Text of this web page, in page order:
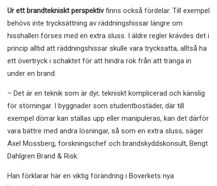
Ur ett brandtekniskt perspektivfinns också fördelar. Till exempel
behövs inte trycksättning av räddningshissar längre om
hisshallen förses med en extra sluss. I äldre regler krävdes det i
princip alltid att räddningshissar skulle vara trycksatta, alltså ha
ett övertryck i schaktet för att hindra rök från att tränga in
under en brand.
– Det är en teknik som är dyr, tekniskt komplicerad och känslig
för störningar. I byggnader som studentbostäder, där till
exempel dörrar kan ställas upp eller manipuleras, kan det därför
vara bättre med andra lösningar, så som en extra sluss, säger
Axel Mossberg, forskningschef och brandskyddskonsult, Bengt
Dahlgren Brand & Risk.
Han förklarar här en viktig förändring i Boverkets nya